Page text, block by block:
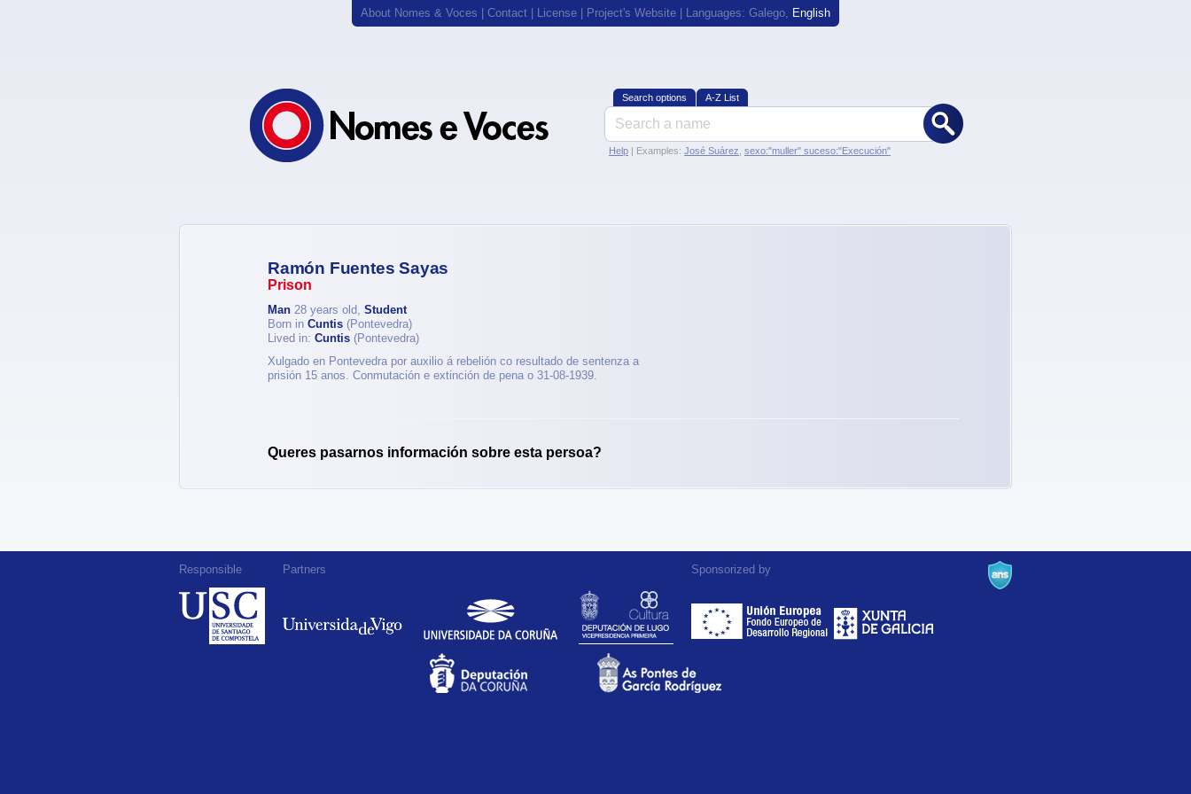
About Nomes & Voces Contact License Project's Website | Languages: Galego, English
Search options A-Z List
Help | Examples: José Suárez sexo:"muller" suceso:"Execución"
Ramón Fuentes Sayas
Prison
Man 28 years old, Student
Born in Cuntis (Pontevedra)
Lived in: Cuntis (Pontevedra)
Xulgado en Pontevedra por auxilio á rebelión co resultado de sentenza a
prisión 15 anos. Conmutación e extinción de pena o 31-08-1939.
Queres pasarnos información sobre esta persoa?
Responsible Partners Sponsorized by